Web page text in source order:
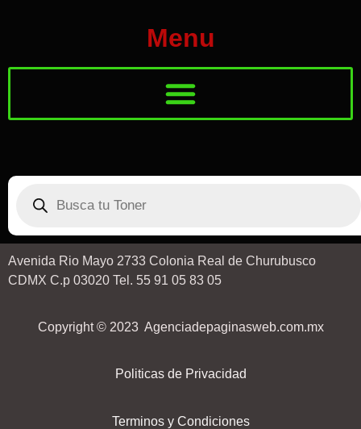
Menu
Avenida Rio Mayo 2733 Colonia Real de Churubusco
CDMX C.p 03020 Tel. 55 91 05 83 05
Copyright © 2023 Agenciadepaginasweb.com.mx
Politicas de Privacidad
Terminos y Condiciones